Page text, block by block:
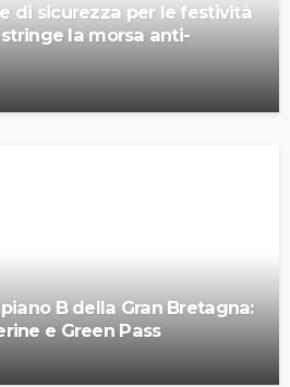
di sicurezza per le festività
la morsa anti-
B della Gran Bretagna:
e Green Pass